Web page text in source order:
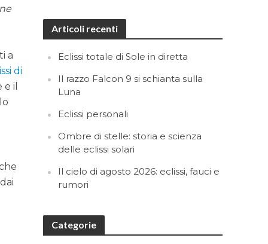
a
di
il
Articoli recenti
Eclissi totale di Sole in diretta
Il razzo Falcon 9 si schianta sulla
Luna
Eclissi personali
Ombre di stelle: storia e scienza
delle eclissi solari
Il cielo di agosto 2026: eclissi, fauci e
rumori
Categorie